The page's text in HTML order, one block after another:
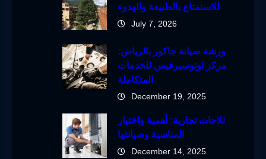
للاستمتاع بالطبيعة والهدوء
July 7, 2026
ورشة صيانة جاكور بالرياض:
مركز اوتوسيرفيس للخدمات
المتكاملة
December 19, 2025
ثلاجات تجارية: أهمية واختيار
المناسبة وصيانتها
December 14, 2025